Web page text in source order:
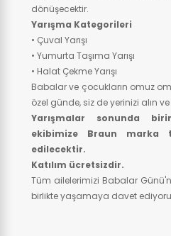
dönüşecektir.
Yarışma Kategorileri
• Çuval Yarışı
• Yumurta Taşıma Yarışı
• Halat Çekme Yarışı
Babalar ve çocukların omuz
özel günde, siz de yerinizi alın
Yarışmalar sonunda
ekibimize Braun marka
edilecektir.
Katılım ücretsizdir.
Tüm ailelerimizi Babalar
birlikte yaşamaya